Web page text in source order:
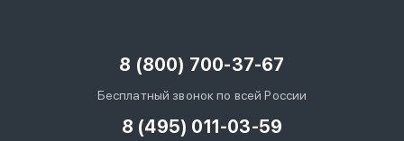
8 (800) 700-37-67
Бесплатный звонок по всей России
8 (495) 011-03-59
Войти под другим номером